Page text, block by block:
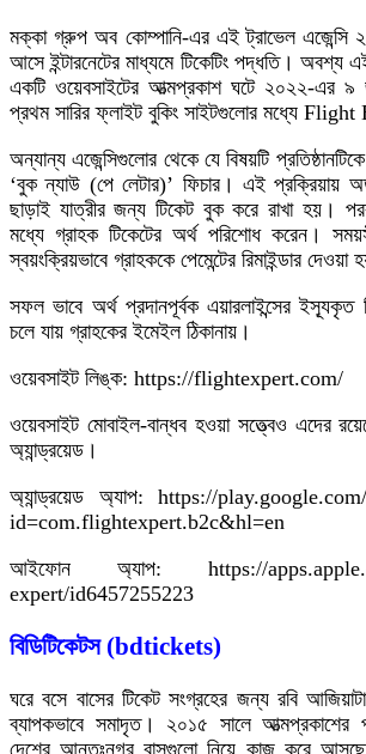
মক্কা গ্রুপ অব কোম্পানি-এর এই ট্রাভেল এজেন্সি
আসে ইন্টারনেটের মাধ্যমে টিকেটিং পদ্ধতি। অবশ্য
একটি ওয়েবসাইটের আত্মপ্রকাশ ঘটে ২০২২-এর ৯
প্রথম সারির ফ্লাইট বুকিং সাইটগুলোর মধ্যে
অন্যান্য এজেন্সিগুলোর থেকে যে বিষয়টি
‘বুক ন্যাউ (পে লেটার)’ ফিচার। এই প্রক্রিয়ায়
ছাড়াই যাত্রীর জন্য টিকেট বুক করে রাখা হয়।
মধ্যে গ্রাহক টিকেটের অর্থ পরিশোধ করেন।
স্বয়ংক্রিয়ভাবে গ্রাহককে পেমেন্টের রিমাইন্ডার দেওয়া
সফল ভাবে অর্থ প্রদানপূর্বক এয়ারলাইন্সের ইস্যূকৃত
চলে যায় গ্রাহকের ইমেইল ঠিকানায়।
ওয়েবসাইট লিঙ্ক: https://flightexpert.com/
ওয়েবসাইট মোবাইল-বান্ধব হওয়া সত্ত্বেও এদের
অ্যান্ড্রয়েড।
অ্যান্ড্রয়েড অ্যাপ: https://
id=com.flightexpert.b2c&hl=en
আইফোন অ্যাপ: https://
expert/id6457255223
বিডিটিকেটস (bdtickets)
ঘরে বসে বাসের টিকেট সংগ্রহের জন্য রবি
ব্যাপকভাবে সমাদৃত। ২০১৫ সালে আত্মপ্রকাশের